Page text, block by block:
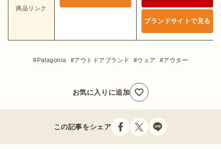
商品リンク
ブランドサイトで見る
Patagonia アウトドアブランド ウェア アウター
お気に入りに追加
この記事をシェア